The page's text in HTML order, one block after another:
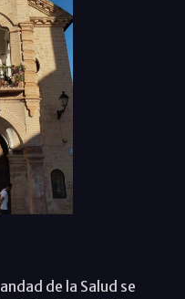
de la Salud se